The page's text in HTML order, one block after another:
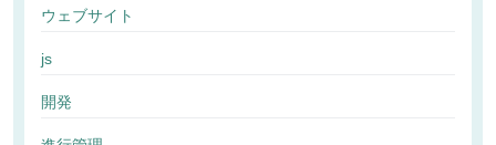
ウェブサイト
js
開発